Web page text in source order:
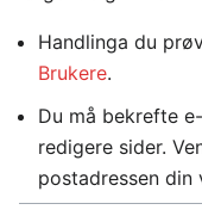
Handlinga du
Brukere.
Du må bekrefte
redigere sider.
postadressen din